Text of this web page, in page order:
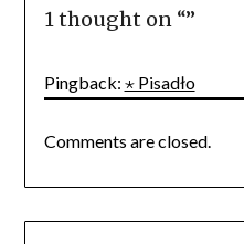
1 thought on “”
Pingback: ⋆ Pisadło
Comments are closed.